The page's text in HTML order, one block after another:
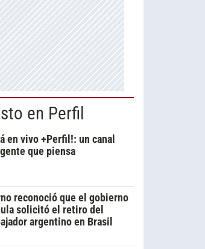
en Perfil
en vivo +Perfil!: un canal
que piensa
reconoció que el gobierno
solicitó el retiro del
argentino en Brasil